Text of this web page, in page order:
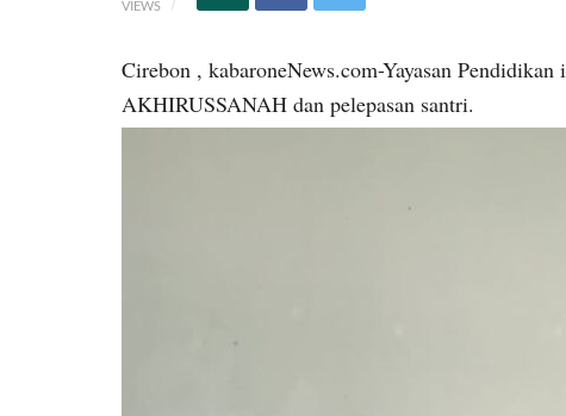
VIEWS
Cirebon , kabaroneNews.com-Yayasan
AKHIRUSSANAH dan pelepasan santri.